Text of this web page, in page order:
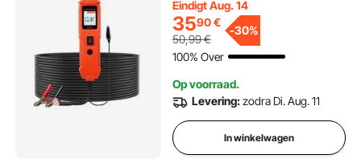
met 4 m kabel & ABS-
behuizing, elektrische
detectorzoeker circuittester
Eindigt Aug. 14
3590€
50,99€
-30%
100% Over
Op voorraad.
Levering:zodra Di. Aug. 11
In winkelwagen